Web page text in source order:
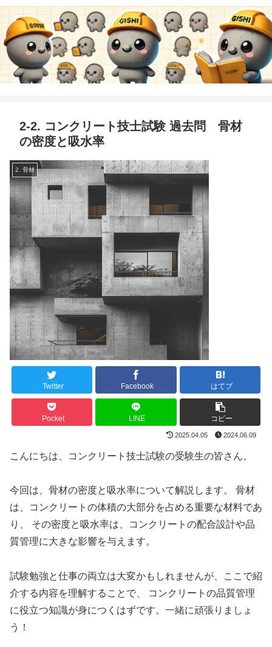
2-2. コンクリート技士試験 過去問 骨材
の密度と吸水率
2. 骨材
Twitter Facebook はてブ
Pocket LINE コピー
2025.04.05 2024.06.09
こんにちは、コンクリート技士試験の受験生の皆さん。
今回は、骨材の密度と吸水率について解説します。 骨材
は、コンクリートの体積の大部分を占める重要な材料であ
り、 その密度と吸水率は、コンクリートの配合設計や品
質管理に大きな影響を与えます。
試験勉強と仕事の両立は大変かもしれませんが、ここで紹
介する内容を理解することで、 コンクリートの品質管理
に役立つ知識が身につくはずです。一緒に頑張りましょ
う！